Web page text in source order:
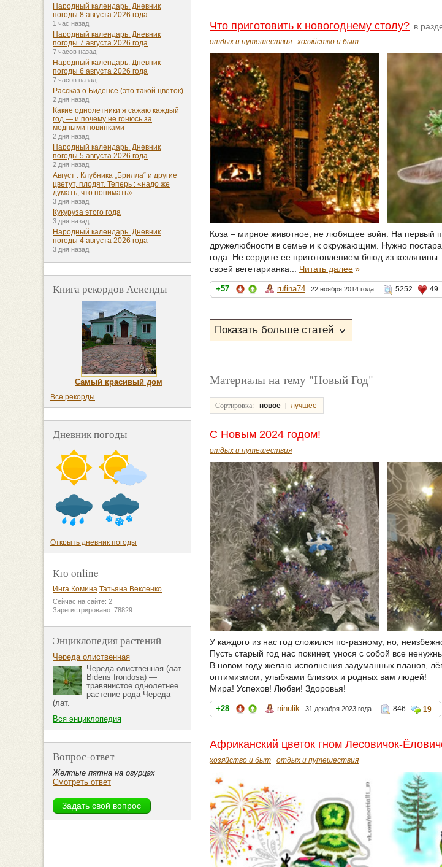
Что приготовить к новогоднему столу? в
отдых и путешествия хозяйство и быт
Коза – мирное животное, не любящее войн. На первый
дружелюбности в семье и к окружающим. Нужно
года. Не сердите ее приготовлением блюд из
своей вегетарианка... Читать далее»
+57 rufina74 22 ноября 2014 года 5252 49
Материалы на тему "Новый Год"
Сортировка: новое | лучшее
С Новым 2024 годом!
отдых и путешествия
У каждого из нас год сложился по-разному, но,
Пусть старый год нас покинет, унося с собой все
В новом году желаю исполнения задуманных планов,
оптимизмом, улыбками близких и родных вам людей!
Мира! Успехов! Любви! Здоровья!
+28 ninulik 31 декабря 2023 года 846 19
Африканский цветок гном Лесовичок-
хозяйство и быт отдых и путешествия
Народный календарь. Дневник
погоды 8 августа 2026 года
1 час назад
Народный календарь. Дневник
погоды 7 августа 2026 года
7 часов назад
Народный календарь. Дневник
погоды 6 августа 2026 года
7 часов назад
Рассказ о Биденсе (это такой цветок)
2 дня назад
Какие однолетники я сажаю каждый
год — и почему не гонюсь за
модными новинками
2 дня назад
Народный календарь. Дневник
погоды 5 августа 2026 года
2 дня назад
Август : Клубника „Брилла“ и другие
цветут, плодят. Теперь : «надо же
думать, что понимать».
3 дня назад
Кукуруза этого года
3 дня назад
Народный календарь. Дневник
погоды 4 августа 2026 года
3 дня назад
Книга рекордов Асиенды
Самый красивый дом
Все рекорды
Дневник погоды
Открыть дневник погоды
Кто online
Инга Комина Татьяна Векленко
Сейчас на сайте: 2
Зарегистрировано: 78829
Энциклопедия растений
Череда олиственная
Череда олиственная (лат.
Bidens frondosa) —
травянистое однолетнее
растение рода Череда
(лат.
Вся энциклопедия
Вопрос-ответ
Желтые пятна на огурцах
Смотреть ответ